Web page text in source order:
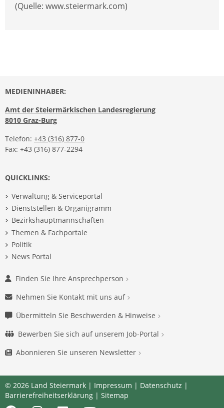
(Quelle: www.steiermark.com)
MEDIENINHABER:
Amt der Steiermärkischen Landesregierung
8010 Graz-Burg
Telefon: +43 (316) 877-0
Fax: +43 (316) 877-2294
QUICKLINKS:
Verwaltung & Serviceportal
Dienststellen & Organigramm
Bezirkshauptmannschaften
Themen & Fachportale
Politik
News Portal
Finden Sie Ihre Ansprechperson
Nehmen Sie Kontakt mit uns auf
Übermitteln Sie Beschwerden & Hinweise
Bewerben Sie sich auf unserem Job-Portal
Abonnieren Sie unseren Newsletter
© 2026 Land Steiermark | Impressum | Datenschutz |
Barrierefreiheitserklärung | Sitemap